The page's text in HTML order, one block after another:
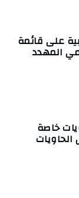
على قائمة
المهدد
خاصة
الحاويات